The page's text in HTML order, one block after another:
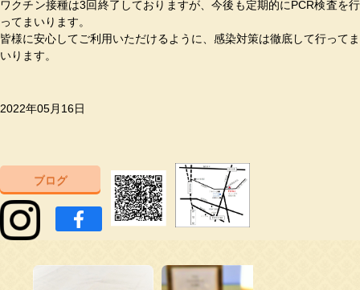
ワクチン接種は3回終了しておりますが、今後も定期的にPCR検査を行
ってまいります。
皆様に安心してご利用いただけるように、感染対策は徹底して行ってま
いります。
2022年05月16日
ブログ